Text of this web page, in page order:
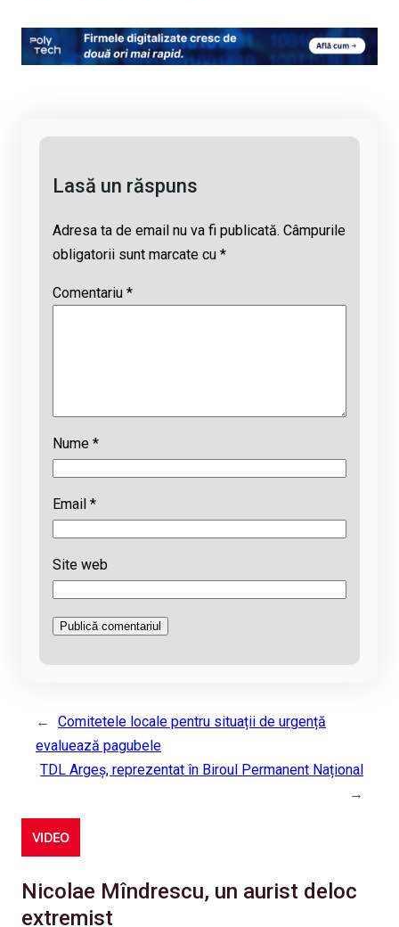
py
Li
ce
b
at
s
e
a
ail
Lasă un răspuns
Adresa ta de email nu va fi publicată. Câmpurile
obligatorii sunt marcate cu *
Comentariu *
Nume *
Email *
Site web
←
Comitetele locale pentru situații de urgență
evaluează pagubele
TDL Argeș, reprezentat în Biroul Permanent Național
→
VIDEO
Nicolae Mîndrescu, un aurist deloc
extremist